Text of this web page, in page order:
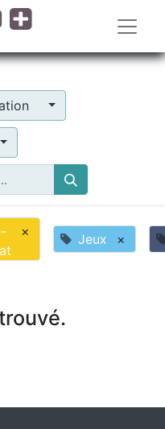
× Jeux ×